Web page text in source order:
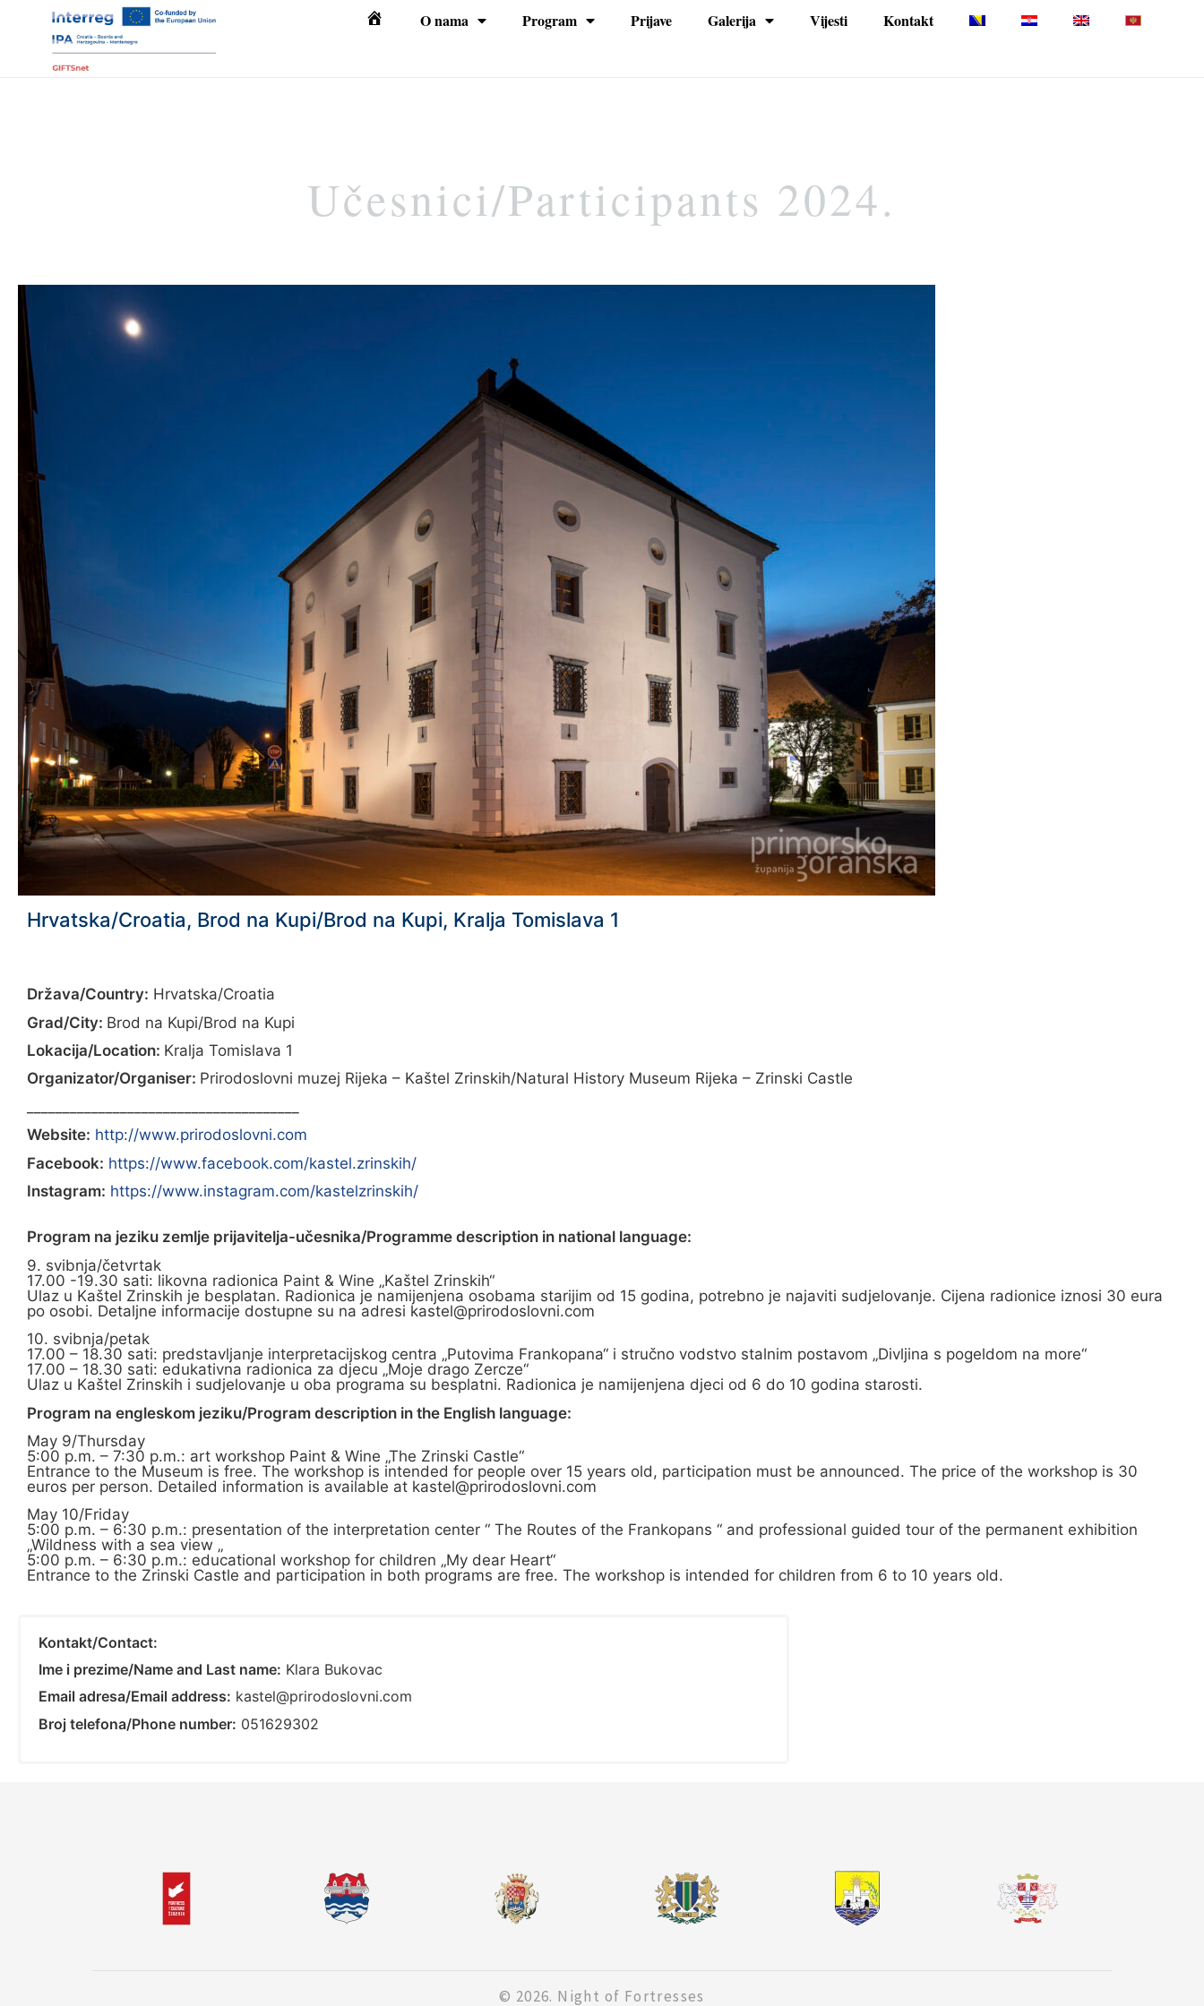
Početna O nama Program Prijave Galerija Vijesti Kontakt
Učesnici/Participants 2024.
Hrvatska/Croatia, Brod na Kupi/Brod na Kupi, Kralja Tomislava 1
Država/Country: Hrvatska/Croatia
Grad/City: Brod na Kupi/Brod na Kupi
Lokacija/Location: Kralja Tomislava 1
Organizator/Organiser: Prirodoslovni muzej Rijeka – Kaštel Zrinskih/Natural History Museum Rijeka – Zrinski Castle
Website: http://www.prirodoslovni.com
Facebook: https://www.facebook.com/kastel.zrinskih/
Instagram: https://www.instagram.com/kastelzrinskih/
Program na jeziku zemlje prijavitelja-učesnika/Programme description in national language:
9. svibnja/četvrtak
17.00 -19.30 sati: likovna radionica Paint & Wine „Kaštel Zrinskih“
Ulaz u Kaštel Zrinskih je besplatan. Radionica je namijenjena osobama starijim od 15 godina, potrebno je najaviti sudjelovanje. Cijena radionice iznosi 30 eura
po osobi. Detaljne informacije dostupne su na adresi kastel@prirodoslovni.com
10. svibnja/petak
17.00 – 18.30 sati: predstavljanje interpretacijskog centra „Putovima Frankopana“ i stručno vodstvo stalnim postavom „Divljina s pogeldom na more“
17.00 – 18.30 sati: edukativna radionica za djecu „Moje drago Zercze“
Ulaz u Kaštel Zrinskih i sudjelovanje u oba programa su besplatni. Radionica je namijenjena djeci od 6 do 10 godina starosti.
Program na engleskom jeziku/Program description in the English language:
May 9/Thursday
5:00 p.m. – 7:30 p.m.: art workshop Paint & Wine „The Zrinski Castle“
Entrance to the Museum is free. The workshop is intended for people over 15 years old, participation must be announced. The price of the workshop is 30
euros per person. Detailed information is available at kastel@prirodoslovni.com
May 10/Friday
5:00 p.m. – 6:30 p.m.: presentation of the interpretation center “ The Routes of the Frankopans “ and professional guided tour of the permanent exhibition
„Wildness with a sea view „
5:00 p.m. – 6:30 p.m.: educational workshop for children „My dear Heart“
Entrance to the Zrinski Castle and participation in both programs are free. The workshop is intended for children from 6 to 10 years old.
Kontakt/Contact:
Ime i prezime/Name and Last name: Klara Bukovac
Email adresa/Email address: kastel@prirodoslovni.com
Broj telefona/Phone number: 051629302
© 2026. Night of Fortresses